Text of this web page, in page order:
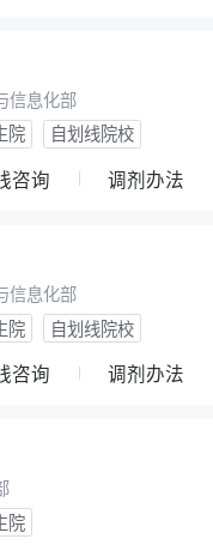
信息化部
院 自划线院校
咨询 调剂办法
信息化部
院 自划线院校
咨询 调剂办法
院